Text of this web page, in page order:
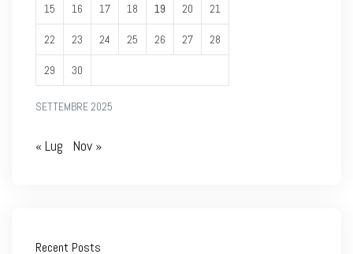
SETTEMBRE 2025
15 16 17 18 19 20 21
22 23 24 25 26 27 28
29 30
« Lug Nov »
Recent Posts